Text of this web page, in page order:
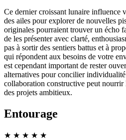
Ce dernier croissant lunaire influence
des ailes pour explorer de nouvelles
originales pourraient trouver un écho
de les présenter avec clarté,
pas à sortir des sentiers battus et à
qui répondent aux besoins de votre
est cependant important de rester
alternatives pour concilier
collaboration constructive peut
des projets ambitieux.
Entourage
★ ★ ★ ★ ★